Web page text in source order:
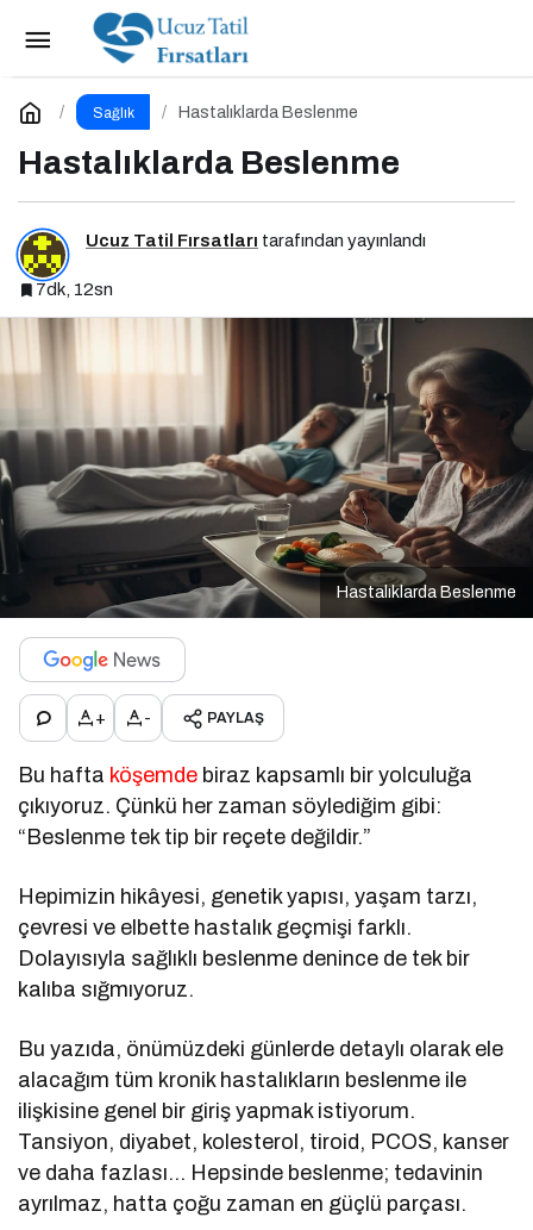
Sağlık Hastalıklarda Beslenme
Hastalıklarda Beslenme
Ucuz Tatil Fırsatları tarafından yayınlandı
7dk, 12sn
Hastalıklarda Beslenme
+ - PAYLAŞ
Bu hafta köşemde biraz kapsamlı bir yolculuğa
çıkıyoruz. Çünkü her zaman söylediğim gibi:
“Beslenme tek tip bir reçete değildir.”
Hepimizin hikâyesi, genetik yapısı, yaşam tarzı,
çevresi ve elbette hastalık geçmişi farklı.
Dolayısıyla sağlıklı beslenme denince de tek bir
kalıba sığmıyoruz.
Bu yazıda, önümüzdeki günlerde detaylı olarak ele
alacağım tüm kronik hastalıkların beslenme ile
ilişkisine genel bir giriş yapmak istiyorum.
Tansiyon, diyabet, kolesterol, tiroid, PCOS, kanser
ve daha fazlası… Hepsinde beslenme; tedavinin
ayrılmaz, hatta çoğu zaman en güçlü parçası.
Besin Sinerjisi: Doğru Kombinasyonlarla
Besinlerin Gücünü Artırın
Yorum Yap